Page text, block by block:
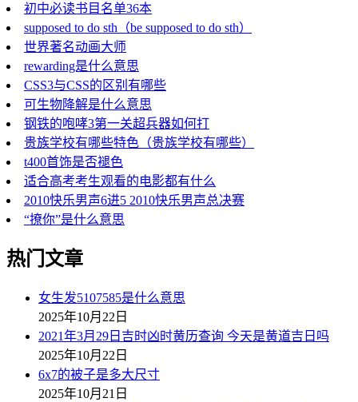
初中必读书目名单36本
supposed to do sth（be supposed to do sth）
世界著名动画大师
rewarding是什么意思
CSS3与CSS的区别有哪些
可生物降解是什么意思
钢铁的咆哮3第一关超兵器如何打
贵族学校有哪些特色（贵族学校有哪些）
t400首饰是否褪色
适合高考考生观看的电影都有什么
2010快乐男声6进5 2010快乐男声总决赛
“撩你”是什么意思
热门文章
女生发5107585是什么意思
2025年10月22日
2021年3月29日吉时凶时黄历查询 今天是黄道吉日吗
2025年10月22日
6x7的被子是多大尺寸
2025年10月21日